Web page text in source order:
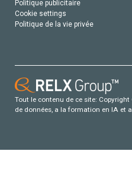
Politique publicitaire
Cookie settings
Politique de la vie privée
Tout le contenu de ce site:
de données, a la formation en IA et